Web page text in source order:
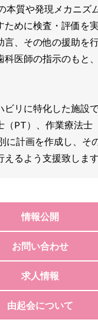
本質や発現メカニズ
ために検査・評価を
言、その他の援助を
科医師の指示のもと
ビリに特化した施設
（PT）、作業療法士
に計画を作成し、そ
えるよう支援致しま
情報公開
お問い合わせ
求人情報
由起会について